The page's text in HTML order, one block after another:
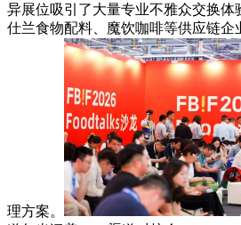
异展位吸引了大量专业不雅众交换体
仕兰食物配料、魔饮咖啡等供应链企
理方案。